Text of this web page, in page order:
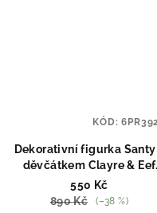
Dekorativní figurka Santy
děvčátkem Clayre & Eef
6PR3927
550 Kč
890 Kč
(–38 %)
KÓD: